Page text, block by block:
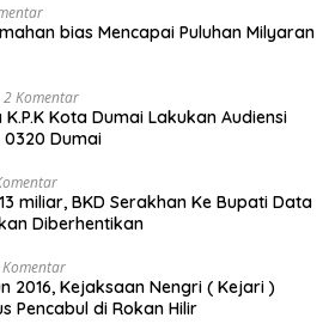
bias Mencapai Puluhan Milyaran
2 Komentar
Kota Dumai Lakukan Audiensi
Dumai
miliar, BKD Serakhan Ke Bupati Data
Diberhentikan
Komentar
Kejaksaan Nengri ( Kejari )
Pencabul di Rokan Hilir